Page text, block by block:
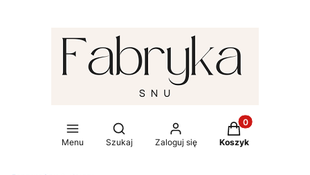
Menu
Otwórz wyszukiwarkę
Szukaj Zaloguj się
Produkty w
Koszyk